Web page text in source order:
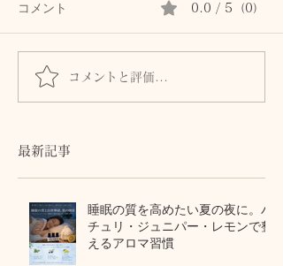
髪とまつ毛のために、自
律神経と首・頭皮をいた
コメント 0.0 / 5（0）
コメントと評価...
最新記事
睡眠の質を高めたい夏の夜に。パ
チュリ・ジュニパー・レモンで整
えるアロマ習慣